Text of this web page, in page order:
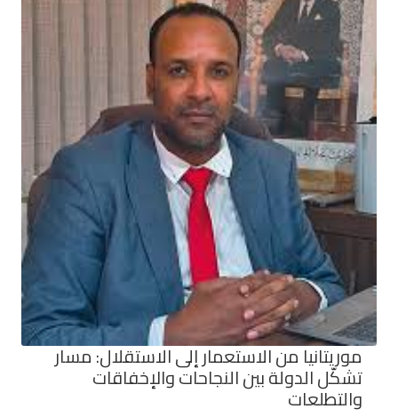
موريتانيا من الاستعمار إلى الاستقلال: مسار
تشكّل الدولة بين النجاحات والإخفاقات
والتطلعات